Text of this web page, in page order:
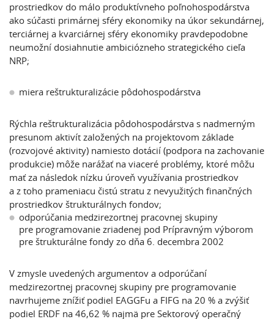
prostriedkov do málo produktívneho poľnohospodárstva
ako súčasti primárnej sféry ekonomiky na úkor sekundárnej,
terciárnej a kvarciárnej sféry ekonomiky pravdepodobne
neumožní dosiahnutie ambiciózneho strategického cieľa
NRP;
miera reštrukturalizácie pôdohospodárstva
Rýchla reštrukturalizácia pôdohospodárstva s nadmerným
presunom aktivít založených na projektovom základe
(rozvojové aktivity) namiesto dotácií (podpora na zachovanie
produkcie) môže narážať na viaceré problémy, ktoré môžu
mať za následok nízku úroveň využívania prostriedkov
a z toho prameniacu čistú stratu z nevyužitých finančných
prostriedkov štrukturálnych fondov;
odporúčania medzirezortnej pracovnej skupiny
pre programovanie zriadenej pod Prípravným výborom
pre štrukturálne fondy zo dňa 6. decembra 2002
V zmysle uvedených argumentov a odporúčaní
medzirezortnej pracovnej skupiny pre programovanie
navrhujeme znížiť podiel EAGGFu a FIFG na 20 % a zvýšiť
podiel ERDF na 46,62 % najmä pre Sektorový operačný